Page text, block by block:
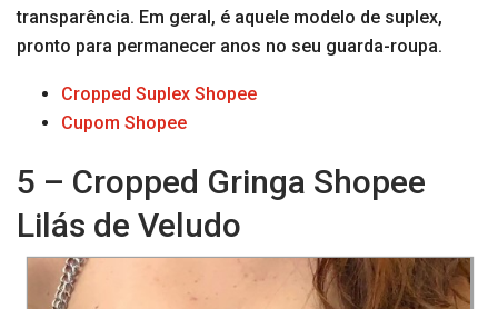
transparência. Em geral, é aquele modelo de suplex,
pronto para permanecer anos no seu guarda-roupa.
Cropped Suplex Shopee
Cupom Shopee
5 – Cropped Gringa Shopee
Lilás de Veludo